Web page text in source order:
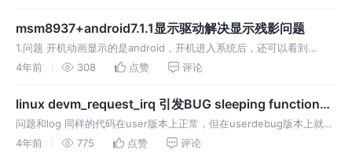
msm8937+android7.1.1显示驱动解决显示残影问题
1.问题 开机动画显示的是android，开机进入系统后，还可以看到
android残影 2.厂家分析 残影和水波纹有一定关系 残留的液晶电荷没
4年前 308 点赞 评论
linux devm_request_irq 引发BUG sleeping function
called from invalid context问题
问题和log 同样的代码在user版本上正常，但在userdebug版本上就有
问题，设备反复重启。 [ 29.288033] lm3492hc_bklt_timer_func
4年前 775 点赞 评论